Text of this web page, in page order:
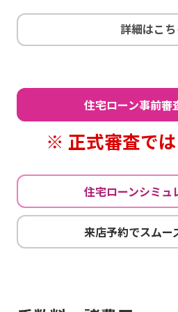
詳細はこち
住宅ローン事前審
※ 正式審査で
住宅ローンシミュ
来店予約でスムー